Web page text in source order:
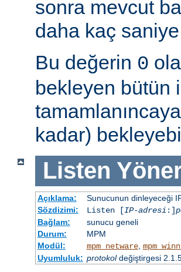
sonra mevcut
daha kaç
Bu değerin 0
bekleyen bütün
kadar)
Listen
Açıklama:
Sunucunun dinleyeceği
Sözdizimi:
Listen [IP-adresi :]
Bağlam:
sunucu geneli
Durum:
MPM
Modül:
mpm_netware,
Uyumluluk: protokoldeğiştirgesi